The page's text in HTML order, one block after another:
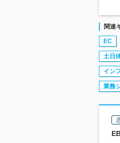
関連
EC
土日
イン
業務